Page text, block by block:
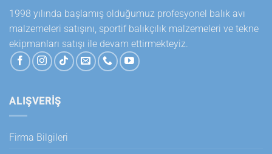
1998 yılında başlamış olduğumuz profesyonel balık avı
malzemeleri satışını, sportif balıkçılık malzemeleri ve tekne
ekipmanları satışı ile devam ettirmekteyiz.
ALIŞVERİŞ
Firma Bilgileri